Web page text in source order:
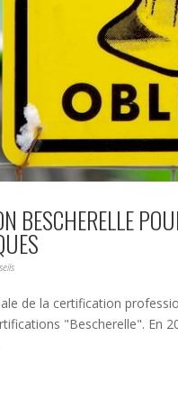
BESCHERELLE
de la certification
"Bescherelle". En